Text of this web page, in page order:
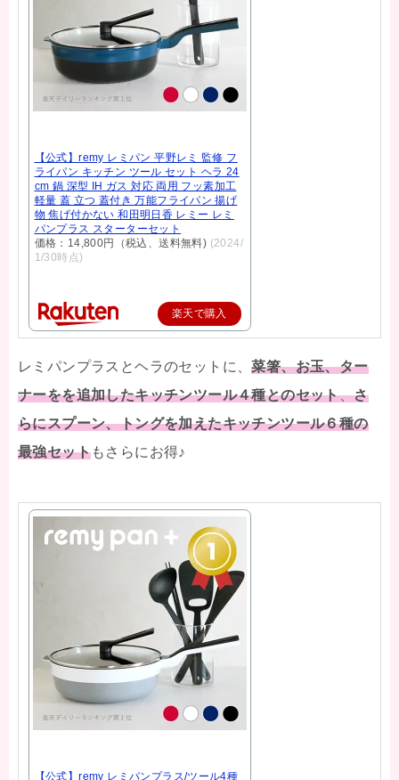
【公式】remy レミパン 平野レミ 監修 フ
ライパン キッチン ツール セット ヘラ 24
cm 鍋 深型 IH ガス 対応 両用 フッ素加工
軽量 蓋 立つ 蓋付き 万能フライパン 揚げ
物 焦げ付かない 和田明日香 レミー レミ
パンプラス スターターセット
価格：14,800円（税込、送料無料) (2024/
1/30時点)
楽天で購入
レミパンプラスとヘラのセットに、菜箸、お玉、ター
ナーをを追加したキッチンツール４種とのセット、さ
らにスプーン、トングを加えたキッチンツール６種の
最強セットもさらにお得♪
【公式】remy レミパンプラス/ツール4種